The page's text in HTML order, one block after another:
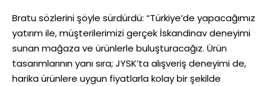
Bratu sözlerini şöyle sürdürdü: “Türkiye’de yapacağımız
yatırım ile, müşterilerimizi gerçek İskandinav deneyimi
sunan mağaza ve ürünlerle buluşturacağız. Ürün
tasarımlarının yanı sıra; JYSK’ta alışveriş deneyimi de,
harika ürünlere uygun fiyatlarla kolay bir şekilde